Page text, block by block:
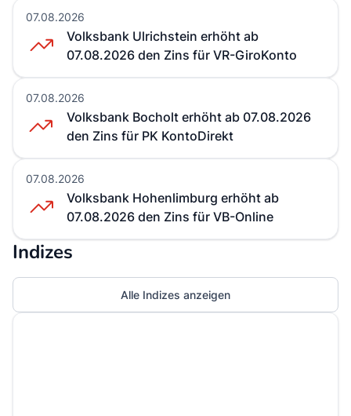
07.08.2026
Volksbank Ulrichstein erhöht ab
07.08.2026 den Zins für VR-GiroKonto
07.08.2026
Volksbank Bocholt erhöht ab 07.08.2026
den Zins für PK KontoDirekt
07.08.2026
Volksbank Hohenlimburg erhöht ab
07.08.2026 den Zins für VB-Online
Indizes
Alle Indizes anzeigen